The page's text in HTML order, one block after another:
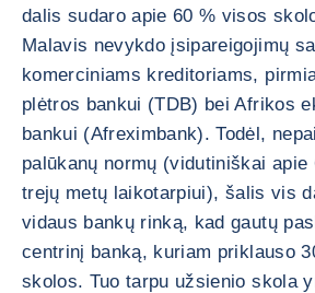
dalis sudaro apie 60 % visos
Malavis nevykdo įsipareigojimų
komerciniams kreditoriams,
plėtros bankui (TDB) bei Afrikos
bankui (Afreximbank). Todėl,
palūkanų normų (vidutiniškai
trejų metų laikotarpiui), šalis vis
vidaus bankų rinką, kad gautų
centrinį banką, kuriam priklauso
skolos. Tuo tarpu užsienio skola